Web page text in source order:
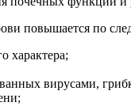
повышается по
характера;
вирусами,